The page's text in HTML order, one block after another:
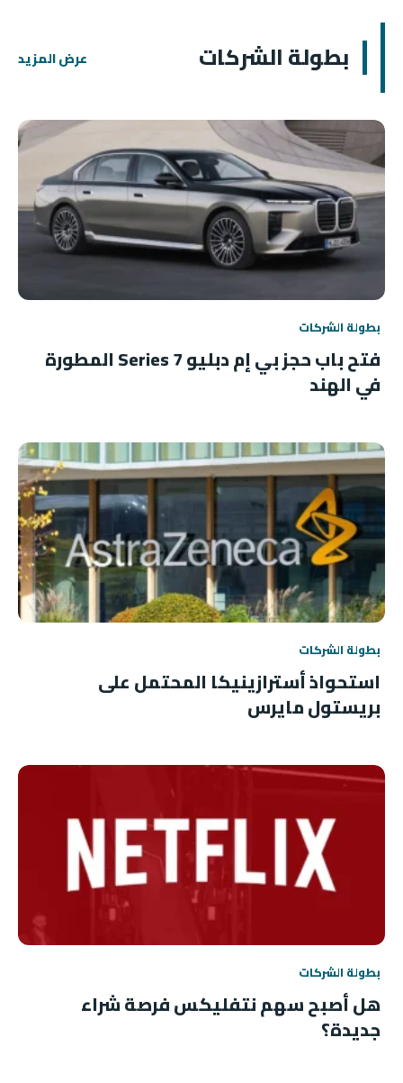
بطولة الشركات عرض المزيد
بطولة الشركات
فتح باب حجز بي إم دبليو 7 Series المطورة
في الهند
بطولة الشركات
استحواذ أسترازينيكا المحتمل على
بريستول مايرس
بطولة الشركات
هل أصبح سهم نتفليكس فرصة شراء
جديدة؟